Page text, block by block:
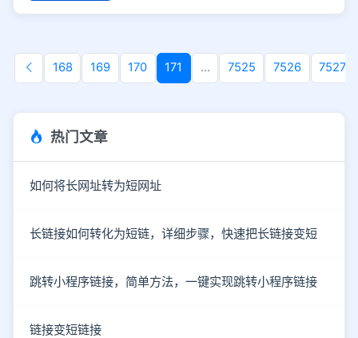
168 169 170 171 ... 7525 7526 7527
热门文章
如何将长网址转为短网址
长链接如何转化为短链，详细步骤，快速把长链接变短
跳转小程序链接，简单方法，一键实现跳转小程序链接
链接变短链接